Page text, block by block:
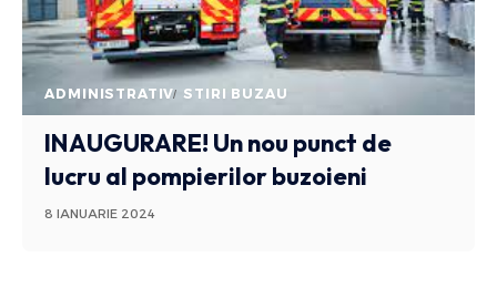
ADMINISTRATIV STIRI BUZAU
INAUGURARE! Un nou punct de
lucru al pompierilor buzoieni
8 IANUARIE 2024